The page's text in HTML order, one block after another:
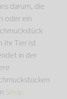
darum, die
oder ein
Ihr Tier ist
in der
Shop.